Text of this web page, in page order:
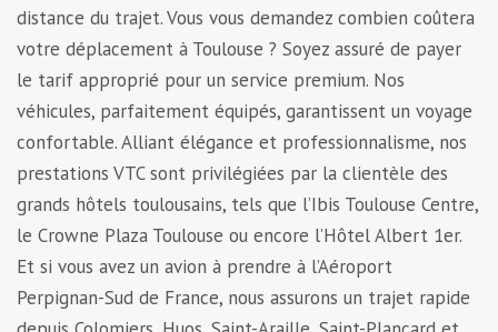
distance du trajet. Vous vous demandez combien coûtera
votre déplacement à Toulouse ? Soyez assuré de payer
le tarif approprié pour un service premium. Nos
véhicules, parfaitement équipés, garantissent un voyage
confortable. Alliant élégance et professionnalisme, nos
prestations VTC sont privilégiées par la clientèle des
grands hôtels toulousains, tels que l’Ibis Toulouse Centre,
le Crowne Plaza Toulouse ou encore l’Hôtel Albert 1er.
Et si vous avez un avion à prendre à l’Aéroport
Perpignan-Sud de France, nous assurons un trajet rapide